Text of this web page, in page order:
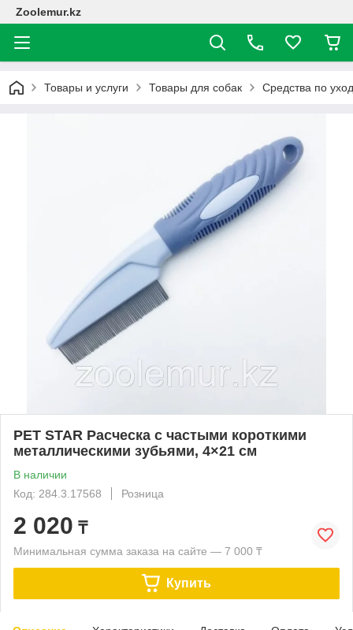
Zoolemur.kz
Товары и услуги Товары для собак Средства по
PET STAR Расческа с частыми короткими
металлическими зубьями, 4×21 см
В наличии
Код: 284.3.17568
Розница
2 020 ₸
Минимальная сумма заказа на сайте — 7 000 ₸
Купить